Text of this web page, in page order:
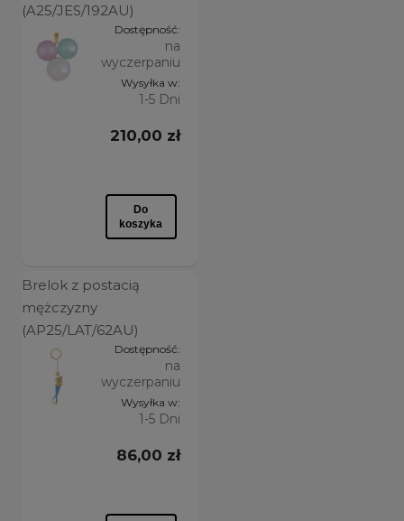
CECHY
występuje w komplecie
brak kamienia (2)
kryształ Preciosa
kryształ Primero (1)
KOLOR DOMINUJĄCY
czarny (1)
złoty
wielokolorowy (2)
(A25/JES/192AU)
Dostępność:
na
wyczerpaniu
Wysyłka w:
1-5 Dni
210,00 zł
Do
koszyka
Brelok z postacią
mężczyzny
(AP25/LAT/62AU)
Dostępność:
na
wyczerpaniu
Wysyłka w:
1-5 Dni
86,00 zł